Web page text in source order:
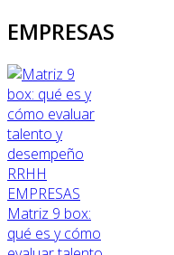
EMPRESAS
RRHH
EMPRESAS
Matriz 9 box:
qué es y cómo